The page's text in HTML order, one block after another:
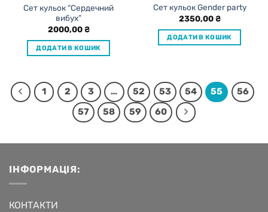
Сет кульок “Сердечний
вибух”
2000,00₴
ДОДАТИ В КОШИК
Сет кульок Gender party
2350,00₴
ДОДАТИ В КОШИК
1 2 3 … 52 53 54 55
56
57
58 59 60
ІНФОРМАЦІЯ:
КОНТАКТИ